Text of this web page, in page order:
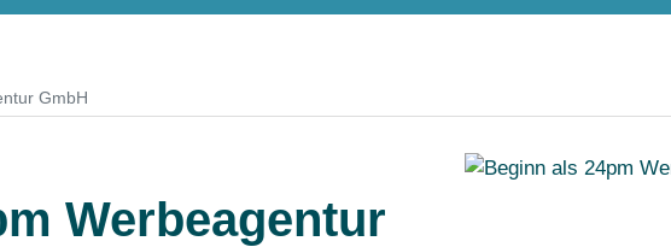
GmbH
Werbeagentur